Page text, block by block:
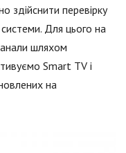
здійснити перевірку
Для цього на
шляхом
Smart TV і
на